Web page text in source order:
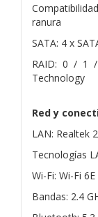
ranura
SATA: 4 x
RAID: 0 / 1
Technology
Red y
LAN: Realtek
Tecnologías
Wi-Fi: Wi-Fi
Bandas: 2.4